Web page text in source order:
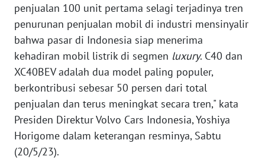
penjualan 100 unit pertama selagi terjadinya tren
penurunan penjualan mobil di industri mensinyalir
bahwa pasar di Indonesia siap menerima
kehadiran mobil listrik di segmen luxury. C40 dan
XC40BEV adalah dua model paling populer,
berkontribusi sebesar 50 persen dari total
penjualan dan terus meningkat secara tren," kata
Presiden Direktur Volvo Cars Indonesia, Yoshiya
Horigome dalam keterangan resminya, Sabtu
(20/5/23).
TENTANG
KAMI
PEDOMAN
MEDIA
SIBER
REDAKSI
KARIR